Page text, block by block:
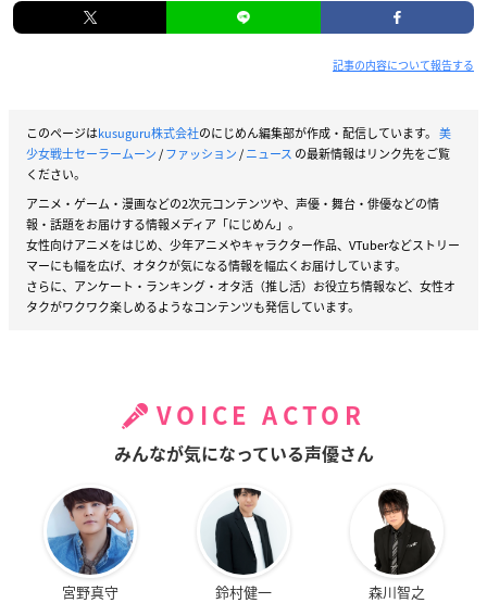
記事の内容について報告する
このページはkusuguru株式会社のにじめん編集部が作成・配信しています。 美
少女戦士セーラームーン/ファッション/ニュース の最新情報はリンク先をご覧
ください。
アニメ・ゲーム・漫画などの2次元コンテンツや、声優・舞台・俳優などの情
報・話題をお届けする情報メディア「にじめん」。
女性向けアニメをはじめ、少年アニメやキャラクター作品、VTuberなどストリー
マーにも幅を広げ、オタクが気になる情報を幅広くお届けしています。
さらに、アンケート・ランキング・オタ活（推し活）お役立ち情報など、女性オ
タクがワクワク楽しめるようなコンテンツも発信しています。
VOICE ACTOR
みんなが気になっている声優さん
宮野真守 鈴村健一 森川智之